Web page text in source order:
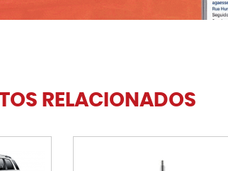
RELACIONADOS